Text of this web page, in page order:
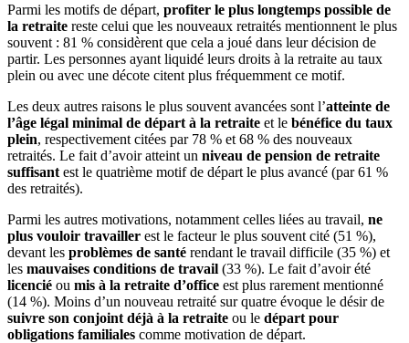
Parmi les motifs de départ, profiter le plus longtemps possible de
la retraite reste celui que les nouveaux retraités mentionnent le plus
souvent : 81 % considèrent que cela a joué dans leur décision de
partir. Les personnes ayant liquidé leurs droits à la retraite au taux
plein ou avec une décote citent plus fréquemment ce motif.
Les deux autres raisons le plus souvent avancées sont l’atteinte de
l’âge légal minimal de départ à la retraite et le bénéfice du taux
plein, respectivement citées par 78 % et 68 % des nouveaux
retraités. Le fait d’avoir atteint un niveau de pension de retraite
suffisant est le quatrième motif de départ le plus avancé (par 61 %
des retraités).
Parmi les autres motivations, notamment celles liées au travail, ne
plus vouloir travailler est le facteur le plus souvent cité (51 %),
devant les problèmes de santé rendant le travail difficile (35 %) et
les mauvaises conditions de travail (33 %). Le fait d’avoir été
licencié ou mis à la retraite d’office est plus rarement mentionné
(14 %). Moins d’un nouveau retraité sur quatre évoque le désir de
suivre son conjoint déjà à la retraite ou le départ pour
obligations familiales comme motivation de départ.